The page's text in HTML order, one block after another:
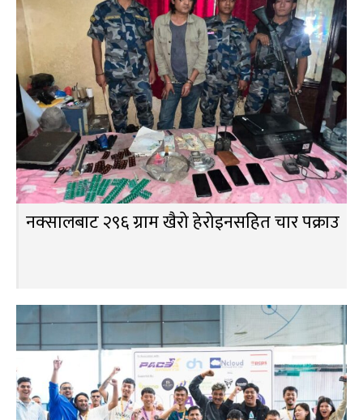
नक्सालबाट २९६ ग्राम खैरो हेरोइनसहित चार पक्राउ